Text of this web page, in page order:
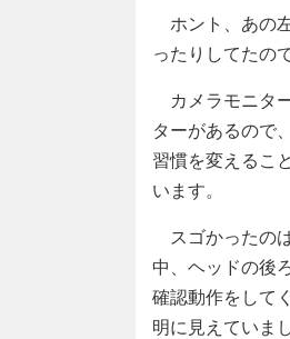
ホント、あの
ったりしてたの
カメラモニタ
ターがあるので
習慣を変えるこ
います。
スゴかったの
中、ヘッドの後
確認動作をして
明に見えていまし